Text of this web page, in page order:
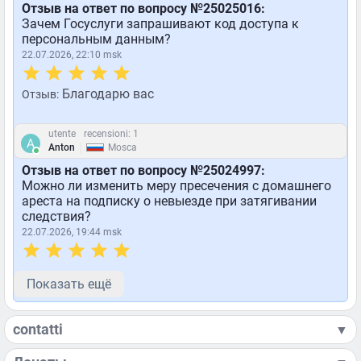
Отзыв на ответ по вопросу №25025016:
Зачем Госуслуги запрашивают код доступа к
персональным данным?
22.07.2026, 22:10 msk
Отзыв: Благодарю вас
utente
recensioni: 1
Anton
Mosca
Отзыв на ответ по вопросу №25024997:
Можно ли изменить меру пресечения с домашнего
ареста на подписку о невыезде при затягивании
следствия?
22.07.2026, 19:44 msk
Показать ещё
contatti ▼